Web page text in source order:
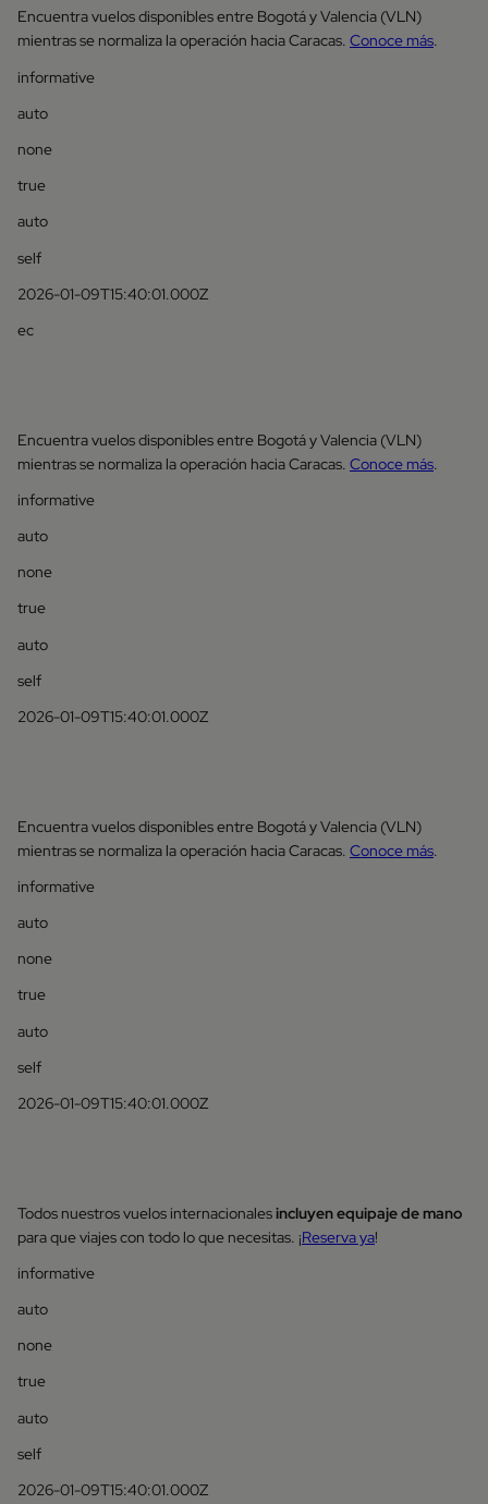
Encuentra vuelos disponibles entre Bogotá y Valencia (VLN)
mientras se normaliza la operación hacia Caracas. Conoce más.
informative
auto
none
true
auto
self
2026-01-09T15:40:01.000Z
ec
Encuentra vuelos disponibles entre Bogotá y Valencia (VLN)
mientras se normaliza la operación hacia Caracas. Conoce más
informative
auto
none
true
auto
self
2026-01-09T15:40:01.000Z
Encuentra vuelos disponibles entre Bogotá y Valencia (VLN)
mientras se normaliza la operación hacia Caracas. Conoce más
informative
auto
none
true
auto
self
2026-01-09T15:40:01.000Z
Todos nuestros vuelos internacionalesincluyen equipaje de mano
para que viajes con todo lo que necesitas. ¡Reserva ya!
informative
auto
none
true
auto
self
2026-01-09T15:40:01.000Z